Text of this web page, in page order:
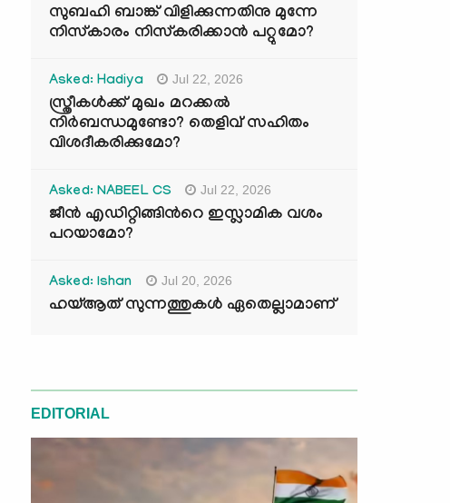
സുബഹി ബാങ്ക് വിളിക്കുന്നതിനു മുന്നേ
നിസ്കാരം നിസ്കരിക്കാൻ പറ്റുമോ?
Asked: Hadiya Jul 22, 2026
സ്ത്രീകൾക്ക് മുഖം മറക്കൽ
നിർബന്ധമുണ്ടോ? തെളിവ് സഹിതം
വിശദീകരിക്കുമോ?
Asked: NABEEL CS Jul 22, 2026
ജീൻ എഡിറ്റിങ്ങിന്‍റെ ഇസ്ലാമിക വശം
പറയാമോ?
Asked: Ishan Jul 20, 2026
ഹയ്ആത് സുന്നത്തുകൾ ഏതെല്ലാമാണ്
EDITORIAL